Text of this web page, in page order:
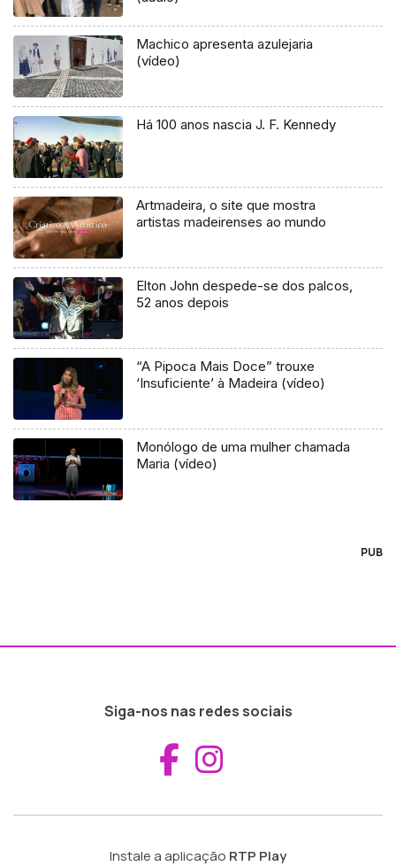
Machico apresenta azulejaria
(vídeo)
Há 100 anos nascia J. F. Kennedy
Artmadeira, o site que mostra
artistas madeirenses ao mundo
Elton John despede-se dos palcos,
52 anos depois
“A Pipoca Mais Doce” trouxe
‘Insuficiente’ à Madeira (vídeo)
Monólogo de uma mulher chamada
Maria (vídeo)
PUB
Siga-nos nas redes sociais
Aceder ao
Instale a aplicação RTP Play